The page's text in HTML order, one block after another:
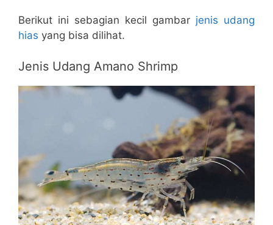
Berikut ini sebagian kecil gambar jenis udang
hias yang bisa dilihat.
Jenis Udang Amano Shrimp